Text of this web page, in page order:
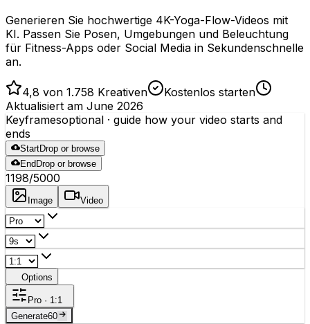
Generieren Sie hochwertige 4K-Yoga-Flow-Videos mit
KI. Passen Sie Posen, Umgebungen und Beleuchtung
für Fitness-Apps oder Social Media in Sekundenschnelle
an.
4,8 von 1.758 Kreativen
Kostenlos starten
Aktualisiert am June 2026
Keyframesoptional · guide how your video starts and
ends
StartDrop or browse
End Drop or browse
1198/5000
Image Video
Options
Pro · 1:1
Generate60